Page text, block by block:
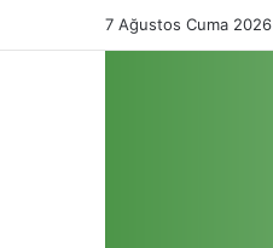
7 Ağustos Cuma 2026